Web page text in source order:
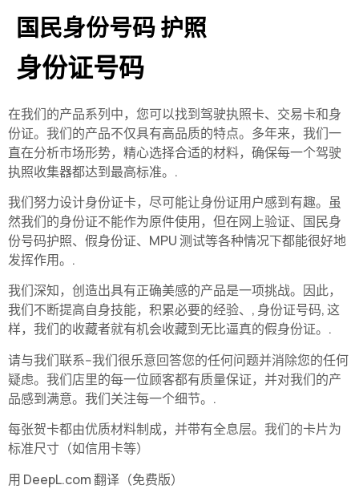
国民身份号码 护照
身份证号码
在我们的产品系列中，您可以找到驾驶执照卡、交易卡和身
份证。我们的产品不仅具有高品质的特点。多年来，我们一
直在分析市场形势，精心选择合适的材料，确保每一个驾驶
执照收集器都达到最高标准。.
我们努力设计身份证卡，尽可能让身份证用户感到有趣。虽
然我们的身份证不能作为原件使用，但在网上验证、国民身
份号码护照、假身份证、MPU 测试等各种情况下都能很好地
发挥作用。.
我们深知，创造出具有正确美感的产品是一项挑战。因此，
我们不断提高自身技能，积累必要的经验、, 身份证号码, 这
样，我们的收藏者就有机会收藏到无比逼真的假身份证。.
请与我们联系--我们很乐意回答您的任何问题并消除您的任何
疑虑。我们店里的每一位顾客都有质量保证，并对我们的产
品感到满意。我们关注每一个细节。.
每张贺卡都由优质材料制成，并带有全息层。我们的卡片为
标准尺寸（如信用卡等）
用 DeepL.com 翻译（免费版）